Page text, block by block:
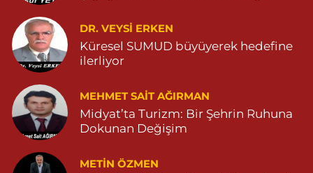
0 (482) 381 23 79
Yavuz Eczanesi
MARDİN CADDE NO:20A 04825712234
0 (482) 571 22 34 Yol Tarifi Al
DR. VEYSI ERKEN
Küresel SUMUD büyüyerek hedefine
ilerliyor
MEHMET SAIT AĞIRMAN
Midyat’ta Turizm: Bir Şehrin Ruhuna
Dokunan Değişim
METIN ÖZMEN